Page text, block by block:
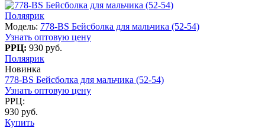
Поляярик
Модель: 778-BS Бейсболка для мальчика (52-54)
Узнать оптовую цену
РРЦ: 930 руб.
Поляярик
Новинка
778-BS Бейсболка для мальчика (52-54)
Узнать оптовую цену
РРЦ:
930 руб.
Купить